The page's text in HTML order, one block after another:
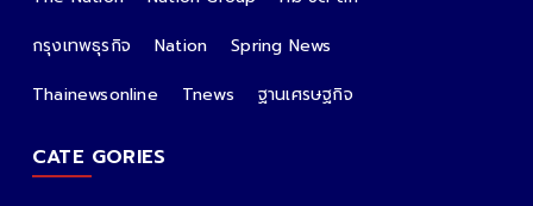
กรุงเทพธุรกิจ
Nation
Spring News
Thainewsonline
Tnews ฐานเศรษฐกิจ
CATE GORIES